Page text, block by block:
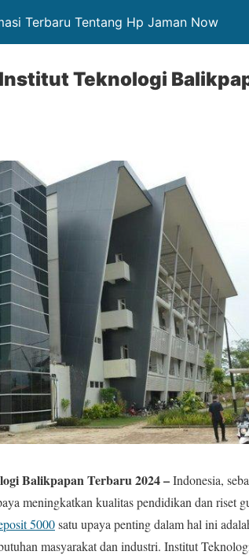
Terbaru Tentang Hp Jaman Now
Teknologi
Balikpapan Terbaru 2024 –Indonesia,
meningkatkan kualitas pendidikan dan riset
5000satu upaya penting dalam hal ini
masyarakat dan industri. Institut